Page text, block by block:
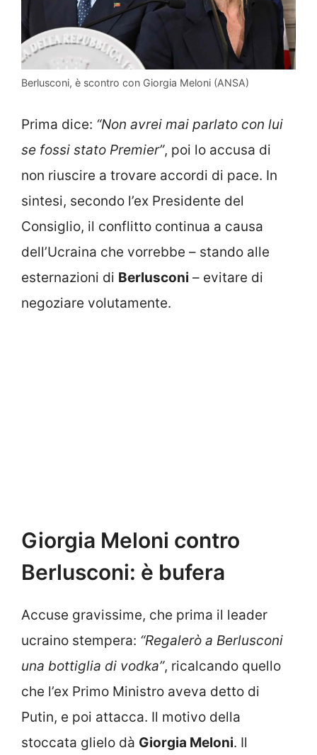
Berlusconi, è scontro con Giorgia Meloni (ANSA)
Prima dice: “Non avrei mai parlato con lui
se fossi stato Premier”, poi lo accusa di
non riuscire a trovare accordi di pace. In
sintesi, secondo l’ex Presidente del
Consiglio, il conflitto continua a causa
dell’Ucraina che vorrebbe – stando alle
esternazioni di Berlusconi – evitare di
negoziare volutamente.
Giorgia Meloni contro
Berlusconi: è bufera
Accuse gravissime, che prima il leader
ucraino stempera: “Regalerò a Berlusconi
una bottiglia di vodka”, ricalcando quello
che l’ex Primo Ministro aveva detto di
Putin, e poi attacca. Il motivo della
stoccata glielo dà Giorgia Meloni. Il